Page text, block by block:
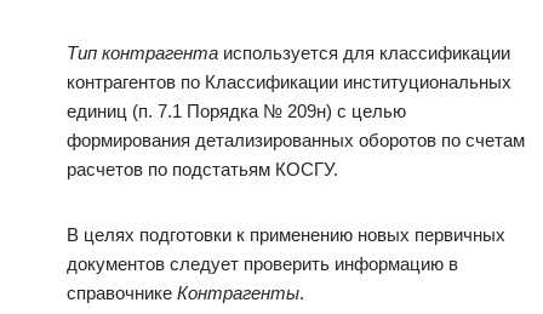
Тип контрагента используется для классификации
контрагентов по Классификации институциональных
единиц (п. 7.1 Порядка № 209н) с целью
формирования детализированных оборотов по счетам
расчетов по подстатьям КОСГУ.
В целях подготовки к применению новых первичных
документов следует проверить информацию в
справочнике Контрагенты.